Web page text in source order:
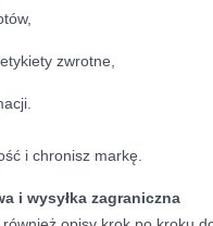
zwrotne,
i chronisz markę.
i wysyłka zagraniczna